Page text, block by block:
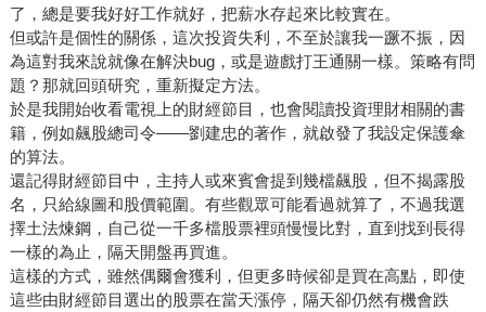
了，總是要我好好工作就好，把薪水存起來比較實在。
但或許是個性的關係，這次投資失利，不至於讓我一蹶不振，因
為這對我來說就像在解決bug，或是遊戲打王通關一樣。策略有問
題？那就回頭研究，重新擬定方法。
於是我開始收看電視上的財經節目，也會閱讀投資理財相關的書
籍，例如飆股總司令——劉建忠的著作，就啟發了我設定保護傘
的算法。
還記得財經節目中，主持人或來賓會提到幾檔飆股，但不揭露股
名，只給線圖和股價範圍。有些觀眾可能看過就算了，不過我選
擇土法煉鋼，自己從一千多檔股票裡頭慢慢比對，直到找到長得
一樣的為止，隔天開盤再買進。
這樣的方式，雖然偶爾會獲利，但更多時候卻是買在高點，即使
這些由財經節目選出的股票在當天漲停，隔天卻仍然有機會跌